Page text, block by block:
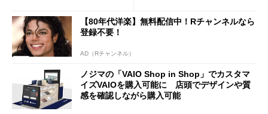
【80年代洋楽】無料配信中！Rチャンネルなら
登録不要！
AD（Rチャンネル）
ノジマの「VAIO Shop in Shop」でカスタマ
イズVAIOを購入可能に 店頭でデザインや質
感を確認しながら購入可能